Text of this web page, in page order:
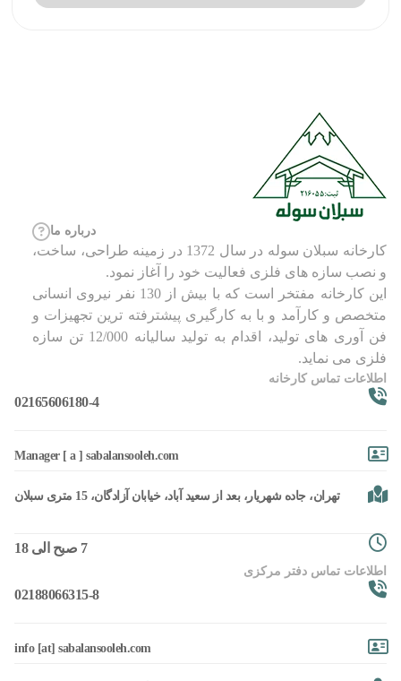
درباره ما
کارخانه سبلان سوله در سال 1372 در زمینه طراحی، ساخت،
و نصب سازه های فلزی فعالیت خود را آغاز نمود.
این کارخانه مفتخر است که با بیش از 130 نفر نیروی انسانی
متخصص و کارآمد و با به کارگیری پیشترفته ترین تجهیزات و
فن آوری های تولید، اقدام به تولید سالیانه 12/000 تن سازه
فلزی می نماید.
اطلاعات تماس کارخانه
02165606180-4
Manager [ a ] sabalansooleh.com
تهران، جاده شهریار، بعد از سعید آباد، خیابان آزادگان، 15 متری سبلان
7 صبح الی 18
اطلاعات تماس دفتر مرکزی
02188066315-8
info [at] sabalansooleh.com